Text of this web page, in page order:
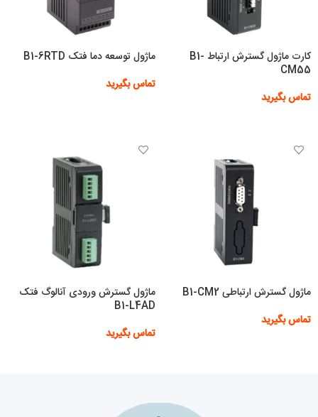
کارت ماژول گسترش ارتباط B1-
CM55
تماس بگیرید
ماژول توسعه دما فتک B1-6RTD
تماس بگیرید
ماژول گسترش ارتباطی B1-CM2
تماس بگیرید
ماژول گسترش ورودی آنالوگ فتک
B1-L4AD
تماس بگیرید